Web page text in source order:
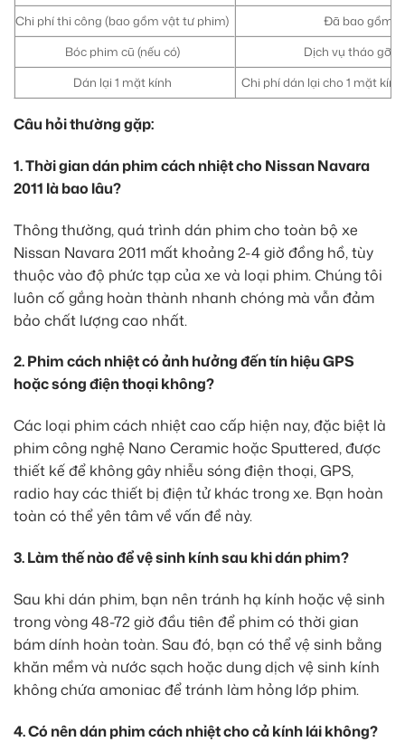
Chi phí thi công (bao gồm vật tư phim)
Đã bao gồm
Bóc phim cũ (nếu có)
Dịch vụ tháo gỡ
Dán lại 1 mặt kính
Chi phí dán lại cho 1 mặt
Câu hỏi thường gặp:
1. Thời gian dán phim cách nhiệt cho Nissan Navara
2011 là bao lâu?
Thông thường, quá trình dán phim cho toàn bộ xe
Nissan Navara 2011 mất khoảng 2-4 giờ đồng hồ, tùy
thuộc vào độ phức tạp của xe và loại phim. Chúng tôi
luôn cố gắng hoàn thành nhanh chóng mà vẫn đảm
bảo chất lượng cao nhất.
2. Phim cách nhiệt có ảnh hưởng đến tín hiệu GPS
hoặc sóng điện thoại không?
Các loại phim cách nhiệt cao cấp hiện nay, đặc biệt là
phim công nghệ Nano Ceramic hoặc Sputtered, được
thiết kế để không gây nhiễu sóng điện thoại, GPS,
radio hay các thiết bị điện tử khác trong xe. Bạn hoàn
toàn có thể yên tâm về vấn đề này.
3. Làm thế nào để vệ sinh kính sau khi dán phim?
Sau khi dán phim, bạn nên tránh hạ kính hoặc vệ sinh
trong vòng 48-72 giờ đầu tiên để phim có thời gian
bám dính hoàn toàn. Sau đó, bạn có thể vệ sinh bằng
khăn mềm và nước sạch hoặc dung dịch vệ sinh kính
không chứa amoniac để tránh làm hỏng lớp phim.
4. Có nên dán phim cách nhiệt cho cả kính lái không?